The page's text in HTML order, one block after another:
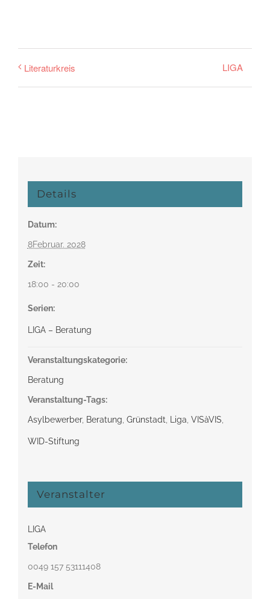
Literaturkreis LIGA
Details
Datum:
8Februar. 2028
Zeit:
18:00 - 20:00
Serien:
LIGA – Beratung
Veranstaltungskategorie:
Beratung
Veranstaltung-Tags:
Asylbewerber, Beratung Grünstadt Liga VISàVIS
WID-Stiftung
Veranstalter
LIGA
Telefon
0049 157 53111408‬
E-Mail